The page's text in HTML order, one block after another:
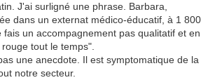
J'ai surligné une phrase. Barbara,
dans un externat médico-éducatif, à 1 800
fais un accompagnement pas qualitatif et en
tout le temps".
une anecdote. Il est symptomatique de la
notre secteur.